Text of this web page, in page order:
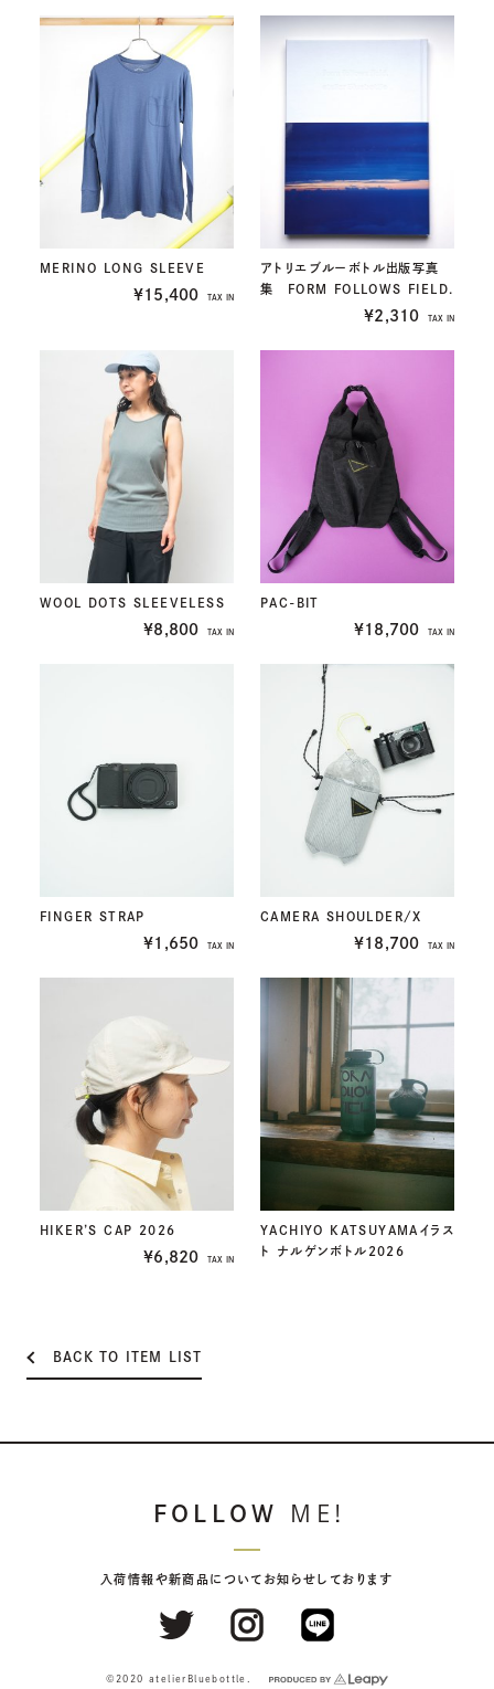
MERINO LONG SLEEVE
¥15,400 TAX IN
アトリエブルーボトル出版写真
集 FORM FOLLOWS FIELD.
¥2,310 TAX IN
WOOL DOTS SLEEVELESS
¥8,800 TAX IN
PAC-BIT
¥18,700 TAX IN
FINGER STRAP
¥1,650 TAX IN
CAMERA SHOULDER/X
¥18,700 TAX IN
HIKER’S CAP 2026
¥6,820 TAX IN
YACHIYO KATSUYAMAイラス
ト ナルゲンボトル2026
BACK TO ITEM LIST
FOLLOW ME!
入荷情報や新商品についてお知らせしております
©2020 atelierBluebottle.